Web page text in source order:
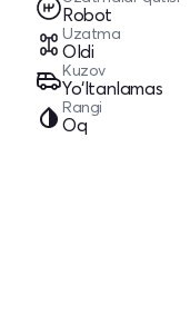
Robot
Uzatma
Oldi
Kuzov
Yo‘ltanlamas
Rangi
Oq